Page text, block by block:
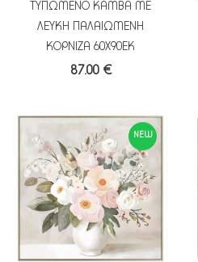
ΤΥΠΩΜΕΝΟ ΚΑΜΒΑ ΜΕ
ΛΕΥΚΗ ΠΑΛΑΙΩΜΕΝΗ
ΚΟΡΝΙΖΑ 60Χ90ΕΚ
87.00 €
NEW